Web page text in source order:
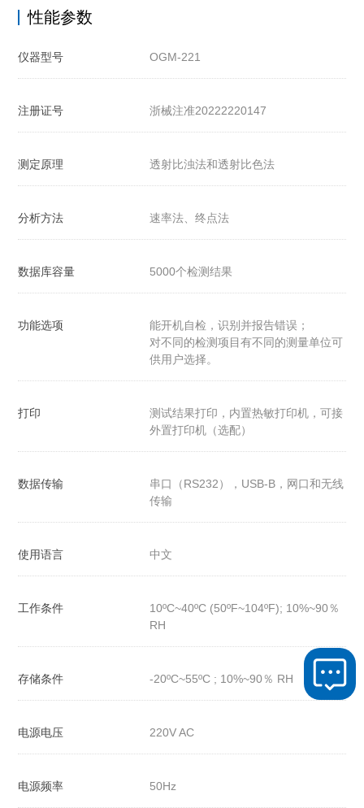
性能参数
仪器型号 OGM-221
注册证号 浙械注准20222220147
测定原理 透射比浊法和透射比色法
分析方法 速率法、终点法
数据库容量 5000个检测结果
功能选项
能开机自检，识别并报告错误；
对不同的检测项目有不同的测量单位可
供用户选择。
打印
测试结果打印，内置热敏打印机，可接
外置打印机（选配）
数据传输
串口（RS232），USB-B，网口和无线
传输
使用语言 中文
工作条件
10ºC~40ºC (50ºF~104ºF); 10%~90％
RH
存储条件 -20ºC~55ºC ; 10%~90％ RH
电源电压 220V AC
电源频率 50Hz